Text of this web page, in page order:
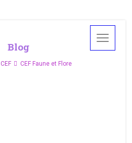
Blog
CEF CEF Faune et Flore